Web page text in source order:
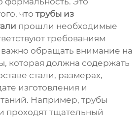
чтотрубы из
прошли необходимые
требованиям
важно обращать внимание на
которая должна содержать
стали, размерах,
изготовления и
Например, трубы
проходят тщательный